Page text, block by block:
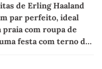
de Erling Haaland
par perfeito, ideal
com roupa de
festa com terno de